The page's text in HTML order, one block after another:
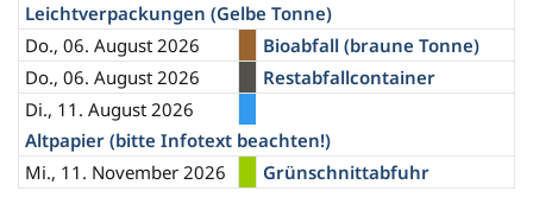
Leichtverpackungen (Gelbe Tonne)
Do., 06. August 2026
Bioabfall (braune Tonne)
Do., 06. August 2026
Restabfallcontainer
Di., 11. August 2026
Altpapier (bitte Infotext beachten!)
Mi., 11. November 2026
Grünschnittabfuhr